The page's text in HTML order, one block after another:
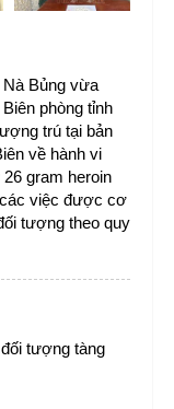
Nà Bủng vừa
phòng tỉnh
trú tại bản
về hành vi
gram heroin
việc được cơ
tượng theo quy
tượng tàng